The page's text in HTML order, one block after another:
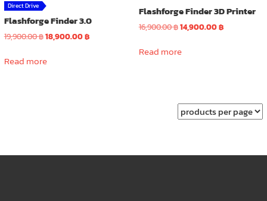
Direct Drive
Flashforge Finder 3.0
19,900.00฿Original
was:
18,900.00฿Current
Read more
Flashforge Finder 3D Printer
16,900.00฿Original
was:
14,900.00฿Current
Read more